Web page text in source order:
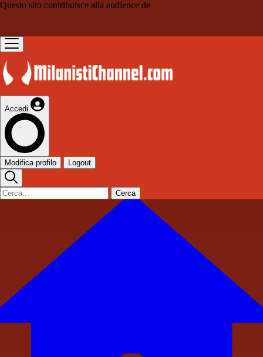
Questo sito contribuisce alla audience de
Accedi
Modifica profilo Logout
Cerca